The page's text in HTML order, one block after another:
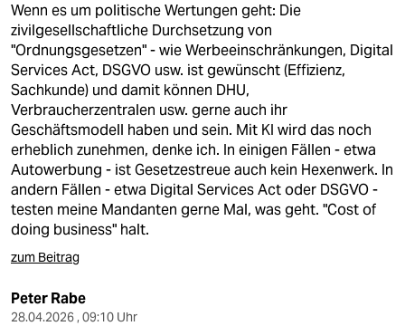
Wenn es um politische Wertungen geht: Die
zivilgesellschaftliche Durchsetzung von
"Ordnungsgesetzen" - wie Werbeeinschränkungen, Digital
Services Act, DSGVO usw. ist gewünscht (Effizienz,
Sachkunde) und damit können DHU,
Verbraucherzentralen usw. gerne auch ihr
Geschäftsmodell haben und sein. Mit KI wird das noch
erheblich zunehmen, denke ich. In einigen Fällen - etwa
Autowerbung - ist Gesetzestreue auch kein Hexenwerk. In
andern Fällen - etwa Digital Services Act oder DSGVO -
testen meine Mandanten gerne Mal, was geht. "Cost of
doing business" halt.
zum Beitrag
Peter Rabe
28.04.2026 , 09:10 Uhr